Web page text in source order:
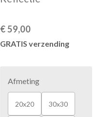
€ 59,00
GRATIS verzending
Afmeting
20x20 30x30